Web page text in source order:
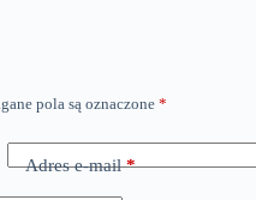
pola są oznaczone *
Adres e-mail*